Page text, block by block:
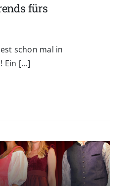
fürs
schon mal in
Ein [...]